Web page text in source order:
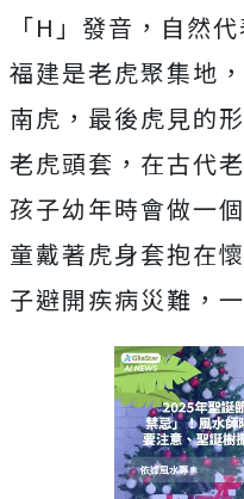
「H」發音，自然
福建是老虎聚集地
南虎，最後虎見的
老虎頭套，在古代
孩子幼年時會做一
童戴著虎身套抱在
子避開疾病災難，